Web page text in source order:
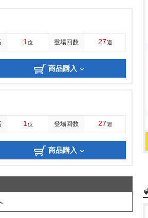
1 位 登場回数 27週
商品購入
1 位 登場回数 27週
商品購入